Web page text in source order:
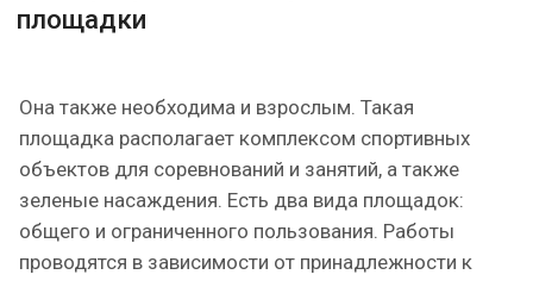
площадки
Она также необходима и взрослым. Такая
площадка располагает комплексом спортивных
объектов для соревнований и занятий, а также
зеленые насаждения. Есть два вида площадок:
общего и ограниченного пользования. Работы
проводятся в зависимости от принадлежности к